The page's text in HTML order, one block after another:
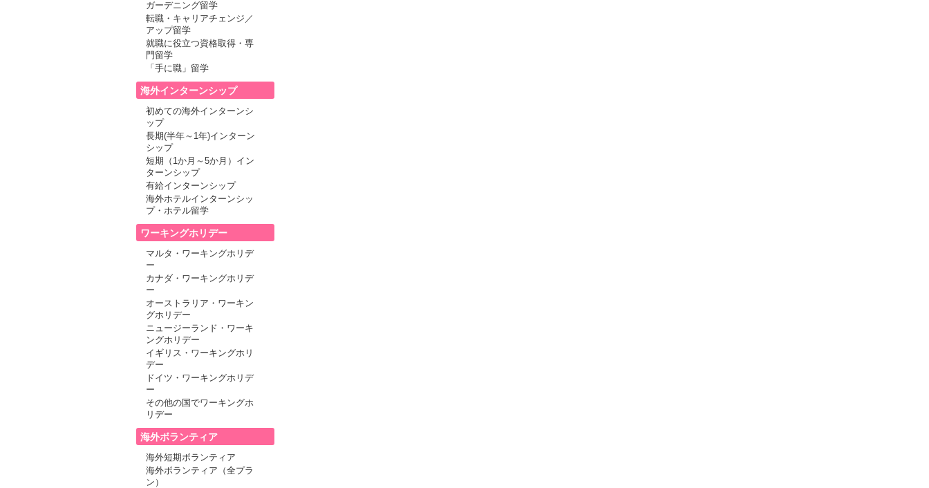
ガーデニング留学
転職・キャリアチェンジ／
アップ留学
就職に役立つ資格取得・専
門留学
「手に職」留学
海外インターンシップ
初めての海外インターンシ
ップ
長期(半年～1年)インターン
シップ
短期（1か月～5か月）イン
ターンシップ
有給インターンシップ
海外ホテルインターンシッ
プ・ホテル留学
ワーキングホリデー
マルタ・ワーキングホリデ
ー
カナダ・ワーキングホリデ
ー
オーストラリア・ワーキン
グホリデー
ニュージーランド・ワーキ
ングホリデー
イギリス・ワーキングホリ
デー
ドイツ・ワーキングホリデ
ー
その他の国でワーキングホ
リデー
海外ボランティア
海外短期ボランティア
海外ボランティア（全プラ
ン）